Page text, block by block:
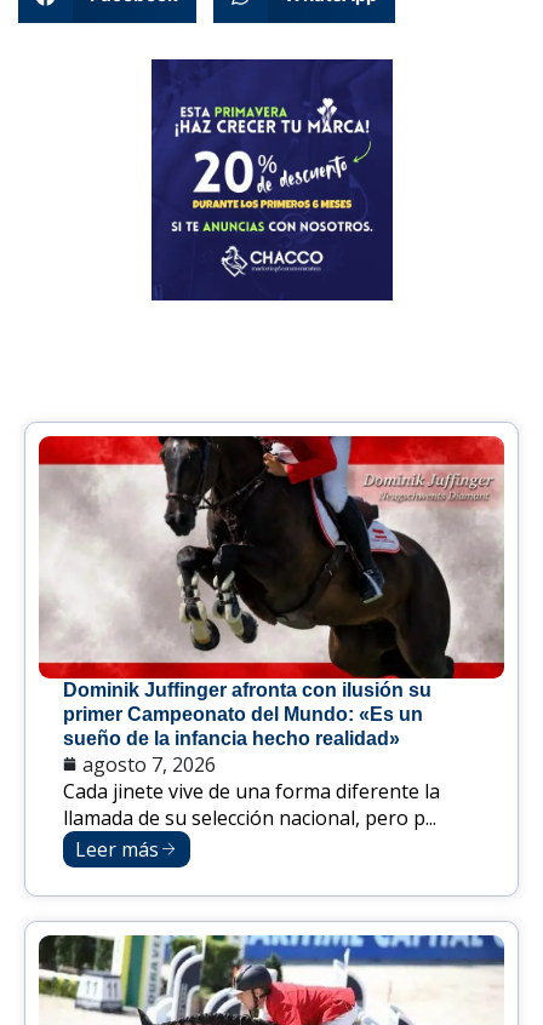
Dominik Juffinger afronta con ilusión su
primer Campeonato del Mundo: «Es un
sueño de la infancia hecho realidad»
agosto 7, 2026
Cada jinete vive de una forma diferente la
llamada de su selección nacional, pero p...
Leer más